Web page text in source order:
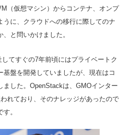
（仮想マシン）からコンテナ、オンプ
うに、クラウドへの移行に際してのナ
と問いかけました。
てすぐの7年前頃にはプライベートク
盤を開発していましたが、現在はコ
ました。OpenStackは、GMOインター
れており、そのナレッジがあったので
。